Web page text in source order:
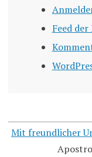
Feed
Mit freundlicher